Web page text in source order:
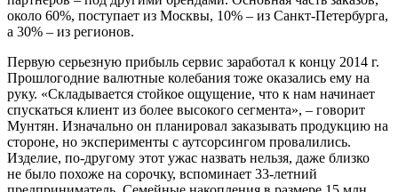
около 60%, поступает из Москвы, 10% – из Санкт-Петербурга,
а 30% – из регионов.
Первую серьезную прибыль сервис заработал к концу 2014 г.
Прошлогодние валютные колебания тоже оказались ему на
руку. «Складывается стойкое ощущение, что к нам начинает
спускаться клиент из более высокого сегмента», – говорит
Мунтян. Изначально он планировал заказывать продукцию на
стороне, но эксперименты с аутсорсингом провалились.
Изделие, по-другому этот ужас назвать нельзя, даже близко
не было похоже на сорочку, вспоминает 33-летний